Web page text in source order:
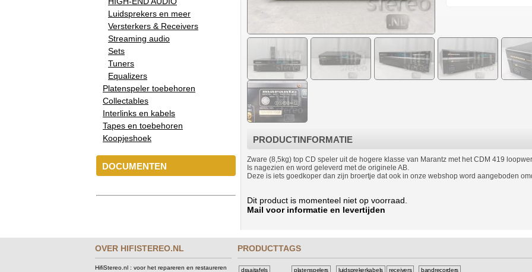
Luidsprekers en meer
Versterkers & Receivers
Streaming audio
Sets
Tuners
Equalizers
Platenspeler toebehoren
Collectables
Interlinks en kabels
Tapes en toebehoren
Koopjeshoek
DOCUMENTEN
PRODUCTINFORMATIE
Zware (8,5kg) top CD speler uit de hogere klasse van Marantz met het CDM 419
Is nagezien en word geleverd met de originele AB.
Deze is iets goedkoper dan zijn broertje dat ook in onze webshop word aangeboden
Dit product is momenteel niet op voorraad.
Mail voor informatie en levertijden
OVER HIFISTEREO.NL
HifiStereo.nl : voor het repareren en restaureren
PRODUCTTAGS
draaitafels platenspelers luidsprekerkabels receivers bandrecorders